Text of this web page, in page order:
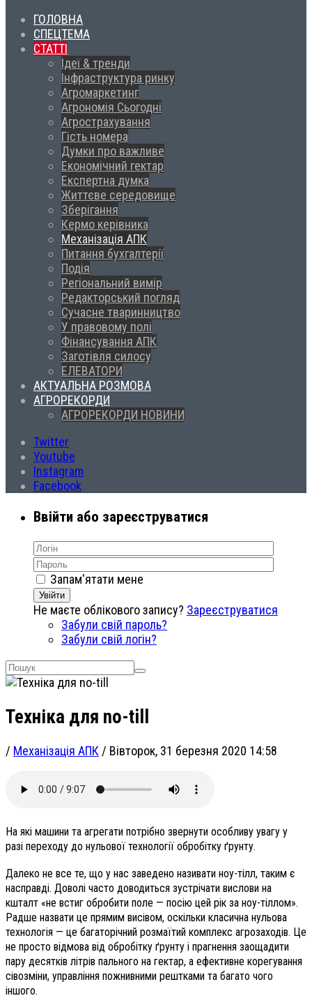
ГОЛОВНА
СПЕЦТЕМА
СТАТТІ
Ідеї & тренди
Інфраструктура ринку
Агромаркетинг
Агрономія Сьогодні
Агрострахування
Гість номера
Думки про важливе
Економічний гектар
Експертна думка
Життєве середовище
Зберігання
Кермо керівника
Механізація АПК
Питання бухгалтерії
Подія
Регіональний вимір
Редакторський погляд
Сучасне тваринництво
У правовому полі
Фінансування АПК
Заготівля силосу
ЕЛЕВАТОРИ
АКТУАЛЬНА РОЗМОВА
АГРОРЕКОРДИ
АГРОРЕКОРДИ НОВИНИ
Twitter
Youtube
Instagram
Facebook
Ввійти або зареєструватися
Запам'ятати мене
Увійти
Не маєте облікового запису? Зареєструватися
Забули свій пароль?
Забули свій логін?
Техніка для no-till
/ Механізація АПК / Вівторок, 31 березня 2020 14:58
На які машини та агрегати потрібно звернути особливу увагу у
разі переходу до нульової технології обробітку ґрунту.
Далеко не все те, що у нас заведено називати ноу-тілл, таким є
насправді. Доволі часто доводиться зустрічати вислови на
кшталт «не встиг обробити поле — посію цей рік за ноу-тіллом».
Радше назвати це прямим висівом, оскільки класична нульова
технологія — це багаторічний розмаїтий комплекс агрозаходів. Це
не просто відмова від обробітку ґрунту і прагнення заощадити
пару десятків літрів пального на гектар, а ефективне корегування
сівозміни, управління пожнивними рештками та багато чого
іншого.